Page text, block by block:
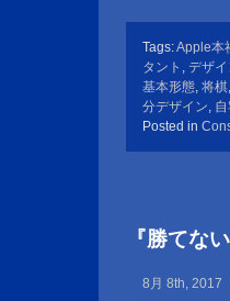
Tags:Apple本
タント , デザ
基本形態, 将棋,
分デザイン,
Posted in
『勝てな
8月 8th, 2017